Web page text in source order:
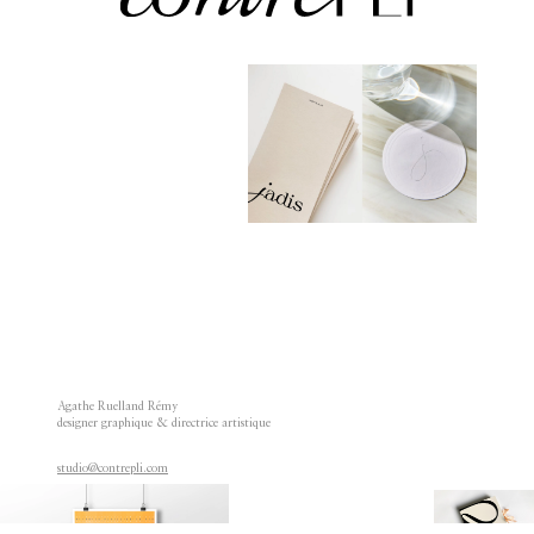
Agathe Ruelland Rémy
designer graphique & directrice artistique
studio@contrepli.com